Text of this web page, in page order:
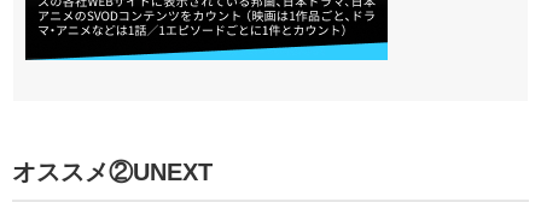
オススメ②UNEXT